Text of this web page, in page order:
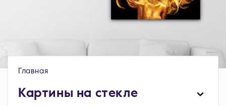
Главная
Картины на стекле